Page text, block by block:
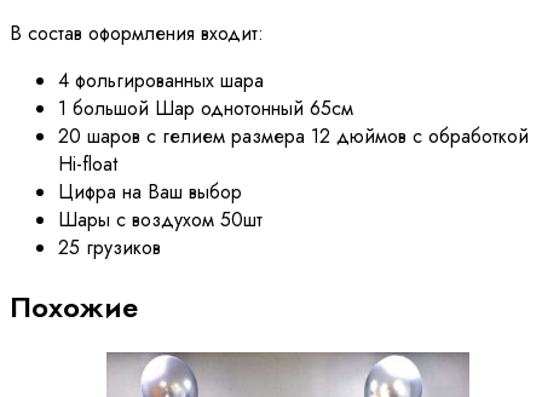
В состав оформления входит:
4 фольгированных шара
1 большой Шар однотонный 65см
20 шаров с гелием размера 12 дюймов с обработкой
Hi-float
Цифра на Ваш выбор
Шары с воздухом 50шт
25 грузиков
Похожие